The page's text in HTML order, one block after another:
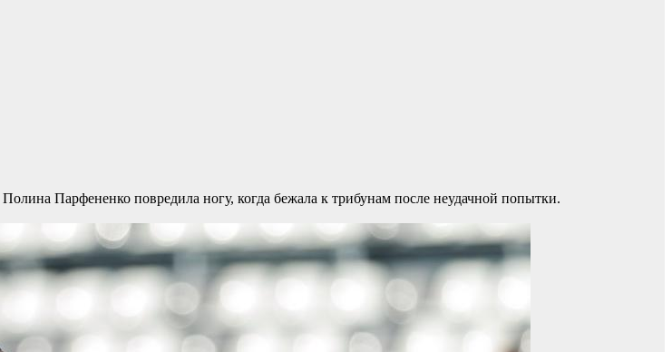
Полина Парфененко повредила ногу, когда бежала к трибунам после неудачной попытки.